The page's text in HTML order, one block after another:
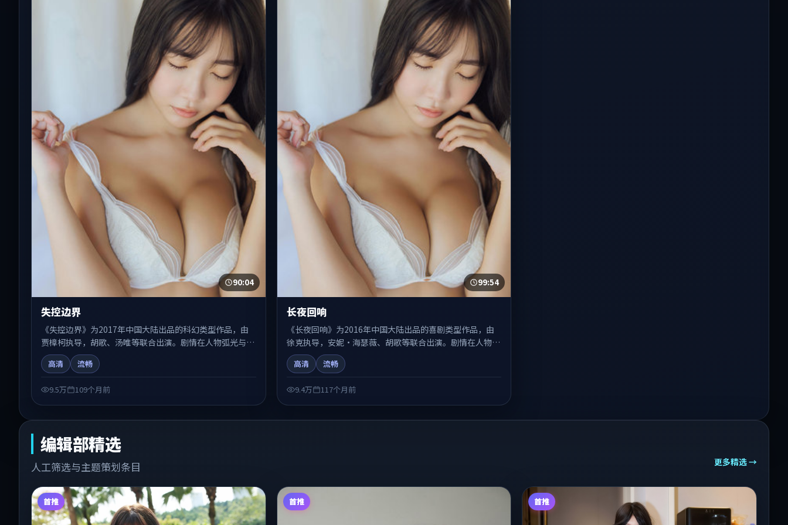
90:04
失控边界
《失控边界》为2017年中国大陆出品的科幻类型作品，由
贾樟柯执导，胡歌、汤唯等联合出演。剧情在人物弧光与节
奏推进中展开，兼具叙事张力与视听质感。适合关注国产在
线观看、热播国产剧与院线佳片的观众收藏与检索延伸。
高清 流畅
9.5万 109个月前
99:54
长夜回响
《长夜回响》为2016年中国大陆出品的喜剧类型作品，由
徐克执导，安妮·海瑟薇、胡歌等联合出演。剧情在人物弧
光与节奏推进中展开，兼具叙事张力与视听质感。适合关注
国产在线观看、热播国产剧与院线佳片的观众收藏与检索延
高清 流畅
9.4万 117个月前
编辑部精选
人工筛选与主题策划条目 更多精选 →
首推 首推 首推